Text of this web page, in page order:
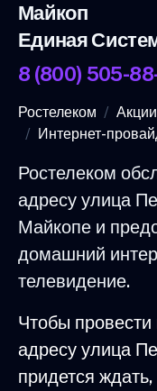
Майкоп
Единая
8 (800) 505-
Ростелеком
Интернет-
Ростелеком
адресу улица
Майкопе и
домашний
телевидение.
Чтобы провести
адресу улица
придется